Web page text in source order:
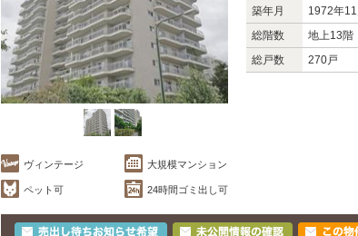
築年月
1972年11
総階数
地上13階
総戸数
270戸
ヴィンテージ 大規模マンション
ペット可 24時間ゴミ出し可